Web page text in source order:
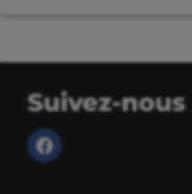
Suivez-nous